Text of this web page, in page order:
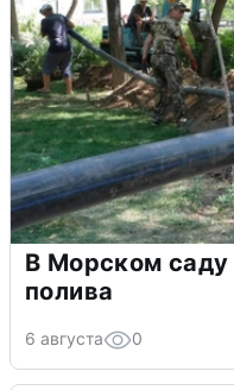
В Морском саду
полива
6 августа 0